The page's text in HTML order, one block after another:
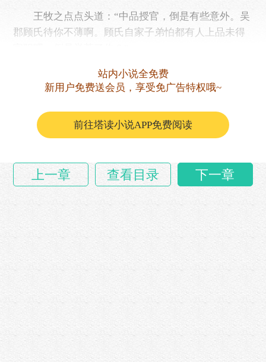
王牧之点点头道：“中品授官，倒是有些意外。吴
郡顾氏待你不薄啊。顾氏自家子弟怕都有人上品未得
李徽咂摸着王牧之的话，不知道该不该如实回
“……
站内小说全免费
新用户免费送会员，享受免广告特权哦~
前往塔读小说APP免费阅读
上一章 查看目录 下一章